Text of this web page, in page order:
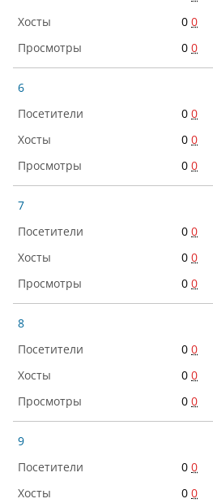
0 0
0 0
6
0 0
0 0
0 0
7
0 0
0 0
0 0
8
0 0
0 0
0 0
9
0 0
0 0